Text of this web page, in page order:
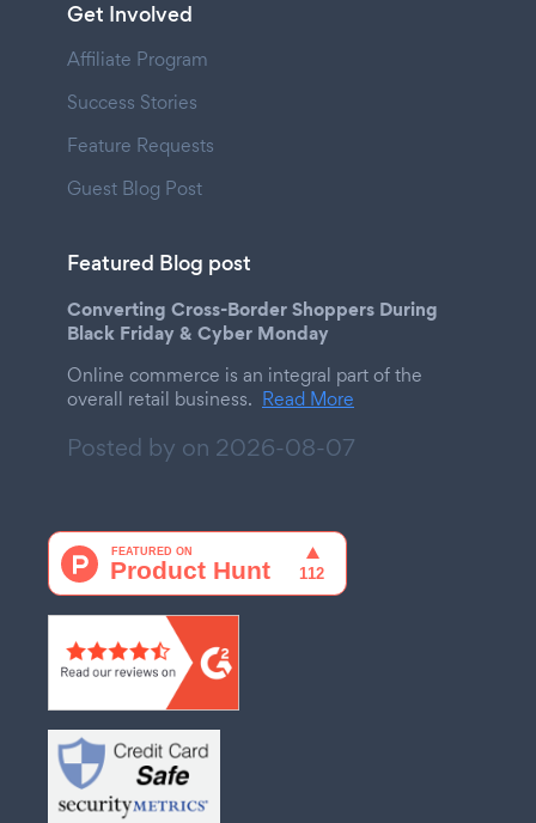
Get Involved
Affiliate Program
Success Stories
Feature Requests
Guest Blog Post
Featured Blog post
Converting Cross-Border Shoppers During
Black Friday & Cyber Monday
Online commerce is an integral part of the
overall retail business. Read More
Posted by on 2026-08-07